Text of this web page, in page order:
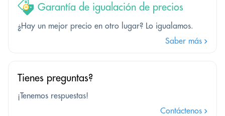
Garantía de igualación de precios
¿Hay un mejor precio en otro lugar? Lo igualamos.
Saber más
Tienes preguntas?
¡Tenemos respuestas!
Contáctenos